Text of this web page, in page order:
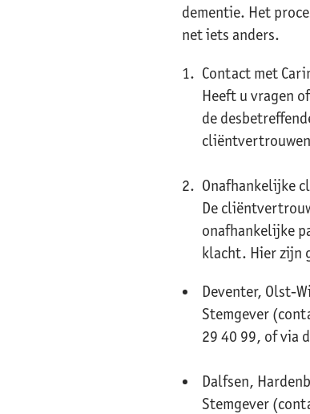
dementie. Het
net iets anders.
Contact met
Heeft u vragen
de
Onafhankelijke
De
onafhankelijke
klacht. Hier zijn
Deventer, Olst-
Stemgever
29 40 99, of via
Dalfsen,
Stemgever